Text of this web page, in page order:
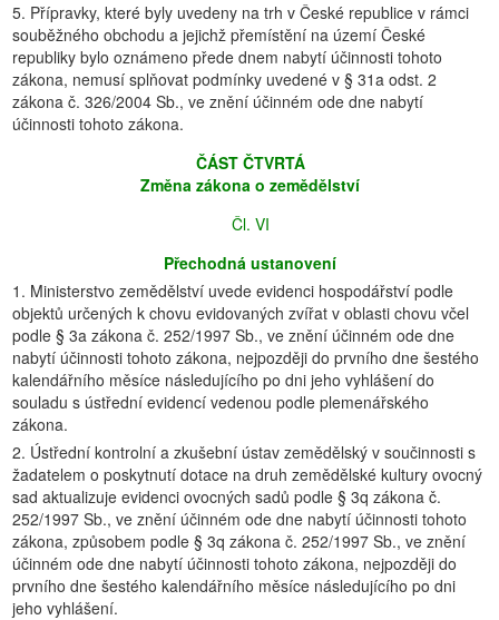
5. Přípravky, které byly uvedeny na trh v České republice v rámci
souběžného obchodu a jejichž přemístění na území České
republiky bylo oznámeno přede dnem nabytí účinnosti tohoto
zákona, nemusí splňovat podmínky uvedené v § 31a odst. 2
zákona č. 326/2004 Sb., ve znění účinném ode dne nabytí
účinnosti tohoto zákona.
ČÁST ČTVRTÁ
Změna zákona o zemědělství
Čl. VI
Přechodná ustanovení
1. Ministerstvo zemědělství uvede evidenci hospodářství podle
objektů určených k chovu evidovaných zvířat v oblasti chovu včel
podle § 3a zákona č. 252/1997 Sb., ve znění účinném ode dne
nabytí účinnosti tohoto zákona, nejpozději do prvního dne šestého
kalendářního měsíce následujícího po dni jeho vyhlášení do
souladu s ústřední evidencí vedenou podle plemenářského
zákona.
2. Ústřední kontrolní a zkušební ústav zemědělský v součinnosti s
žadatelem o poskytnutí dotace na druh zemědělské kultury ovocný
sad aktualizuje evidenci ovocných sadů podle § 3q zákona č.
252/1997 Sb., ve znění účinném ode dne nabytí účinnosti tohoto
zákona, způsobem podle § 3q zákona č. 252/1997 Sb., ve znění
účinném ode dne nabytí účinnosti tohoto zákona, nejpozději do
prvního dne šestého kalendářního měsíce následujícího po dni
jeho vyhlášení.